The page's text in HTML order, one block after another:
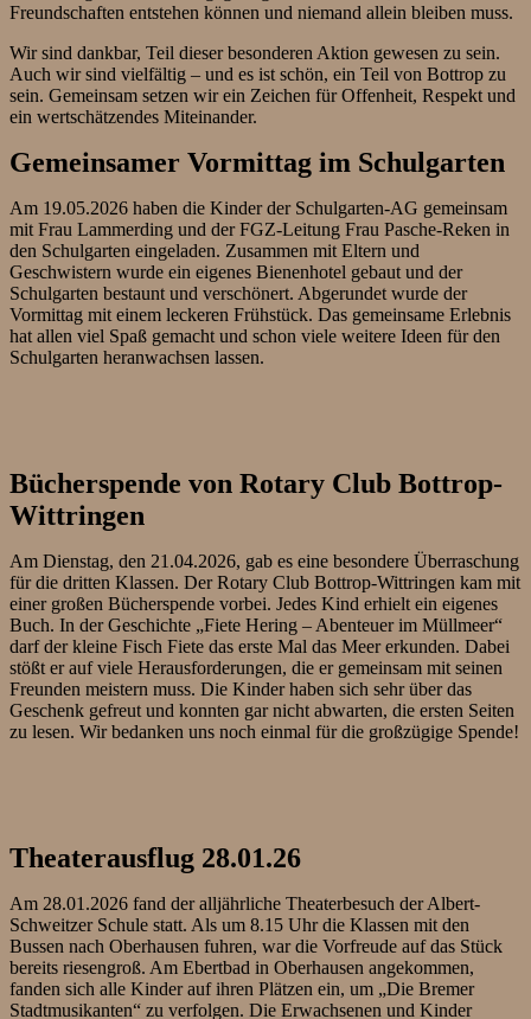
Freundschaften entstehen können und niemand allein bleiben muss.
Wir sind dankbar, Teil dieser besonderen Aktion gewesen zu sein.
Auch wir sind vielfältig – und es ist schön, ein Teil von Bottrop zu
sein. Gemeinsam setzen wir ein Zeichen für Offenheit, Respekt und
ein wertschätzendes Miteinander.
Gemeinsamer Vormittag im Schulgarten
Am 19.05.2026 haben die Kinder der Schulgarten-AG gemeinsam
mit Frau Lammerding und der FGZ-Leitung Frau Pasche-Reken in
den Schulgarten eingeladen. Zusammen mit Eltern und
Geschwistern wurde ein eigenes Bienenhotel gebaut und der
Schulgarten bestaunt und verschönert. Abgerundet wurde der
Vormittag mit einem leckeren Frühstück. Das gemeinsame Erlebnis
hat allen viel Spaß gemacht und schon viele weitere Ideen für den
Schulgarten heranwachsen lassen.
Bücherspende von Rotary Club Bottrop-
Wittringen
Am Dienstag, den 21.04.2026, gab es eine besondere Überraschung
für die dritten Klassen. Der Rotary Club Bottrop-Wittringen kam mit
einer großen Bücherspende vorbei. Jedes Kind erhielt ein eigenes
Buch. In der Geschichte „Fiete Hering – Abenteuer im Müllmeer“
darf der kleine Fisch Fiete das erste Mal das Meer erkunden. Dabei
stößt er auf viele Herausforderungen, die er gemeinsam mit seinen
Freunden meistern muss. Die Kinder haben sich sehr über das
Geschenk gefreut und konnten gar nicht abwarten, die ersten Seiten
zu lesen. Wir bedanken uns noch einmal für die großzügige Spende!
Theaterausflug 28.01.26
Am 28.01.2026 fand der alljährliche Theaterbesuch der Albert-
Schweitzer Schule statt. Als um 8.15 Uhr die Klassen mit den
Bussen nach Oberhausen fuhren, war die Vorfreude auf das Stück
bereits riesengroß. Am Ebertbad in Oberhausen angekommen,
fanden sich alle Kinder auf ihren Plätzen ein, um „Die Bremer
Stadtmusikanten“ zu verfolgen. Die Erwachsenen und Kinder